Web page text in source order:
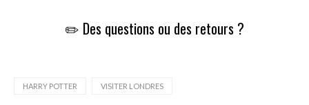
✏️ Des questions ou des retours ?
HARRY POTTER VISITER LONDRES